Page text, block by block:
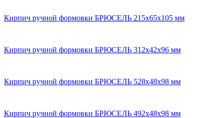
Кирпич ручной формовки БРЮСЕЛЬ 215х65х105 мм
Кирпич ручной формовки БРЮСЕЛЬ 312х42х96 мм
Кирпич ручной формовки БРЮСЕЛЬ 528х48х98 мм
Кирпич ручной формовки БРЮСЕЛЬ 492x48x98 мм